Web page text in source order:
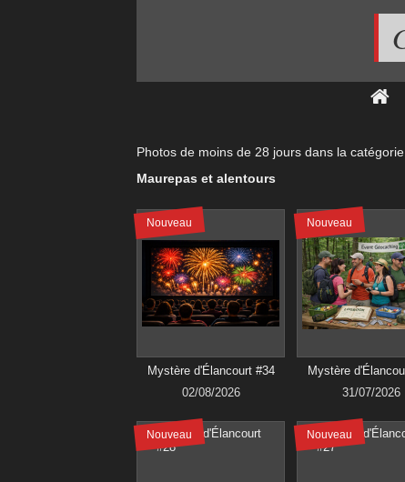
Photos de moins de 28 joursdans la catégorie
Maurepas et alentours
Nouveau
Mystère d'Élancourt #34
02/08/2026
Nouveau
Mystère
31/07/2026
Nouveau Nouveau